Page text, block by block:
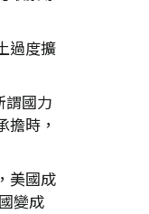
過度擴
謂國力
時，
美國成
變成